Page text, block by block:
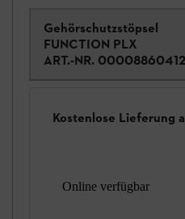
Gehörschutzstöpsel
FUNCTION PLX
ART.-NR. 00008860412
Kostenlose Lieferung
Online verfügbar